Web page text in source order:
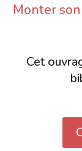
Monter
Cet